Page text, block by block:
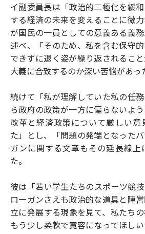
イ副委員長は「政治的二極化を緩
する経済の未来を変えることに微
が国民の一員としての意義ある義
述べ、「そのため、私を含む保守
できずに退く姿が繰り返されるこ
大義に合致するのか深い苦悩があっ
続けて「私が理解していた私の任
ら政府の政策が一方に偏らないよ
改革と経済政策について厳しい意
た」とし、「問題の発端となった
ガンに関する文章もその延長線上
た。
彼は「若い学生たちのスポーツ競
ローガンさえも政治的な道具と陣
立に発展する現象を見て、私たち
もう少し柔軟で寛容になってほし